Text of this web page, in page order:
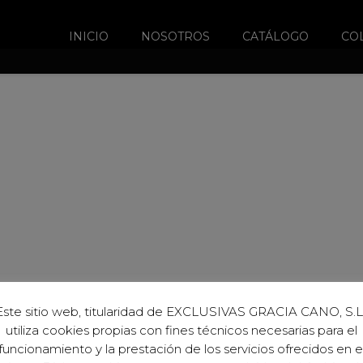
INICIO NOSOTROS CATÁLOGO
sitio web, titularidad de EXCLUSIVAS GRACIA CANO, S.L.,
utiliza cookies propias con fines técnicos necesarias para el
y la prestación de los servicios ofrecidos en